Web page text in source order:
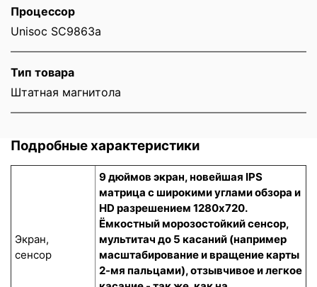
Процессор
Unisoc SC9863a
Тип товара
Штатная магнитола
Подробные характеристики
Экран,
сенсор
9 дюймов экран, новейшая IPS
матрица с широкими углами обзора и
HD разрешением 1280x720.
Ёмкостный морозостойкий сенсор,
мультитач до 5 касаний (например
масштабирование и вращение карты
2-мя пальцами), отзывчивое и легкое